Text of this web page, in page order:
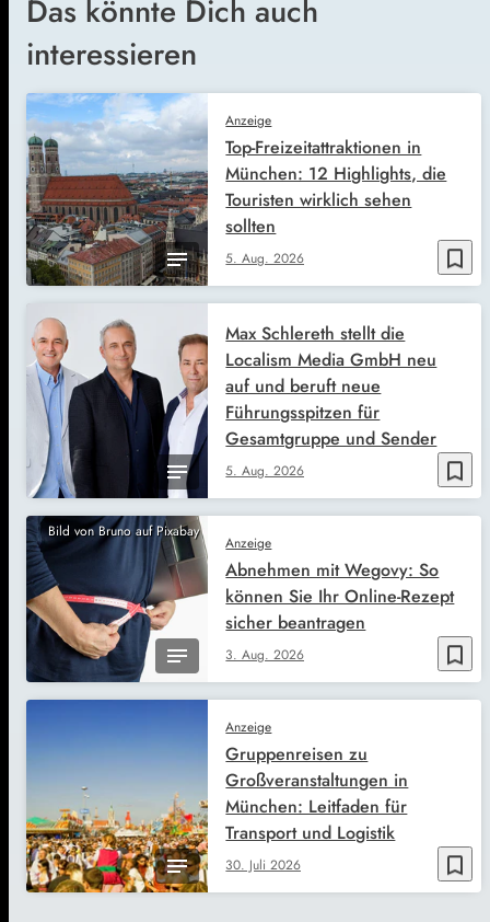
Das könnte Dich auch
interessieren
bookmark_border
Anzeige
5. Aug. 2026
Top-Freizeitattraktionen in
München: 12 Highlights, die
Touristen wirklich sehen
sollten
bookmark_border
5. Aug. 2026
Max Schlereth stellt die
Localism Media GmbH neu
auf und beruft neue
Führungsspitzen für
Gesamtgruppe und Sender
Bild von Bruno auf Pixabay
bookmark_border
Anzeige
3. Aug. 2026
Abnehmen mit Wegovy: So
können Sie Ihr Online-Rezept
sicher beantragen
bookmark_border
Anzeige
30. Juli 2026
Gruppenreisen zu
Großveranstaltungen in
München: Leitfaden für
Transport und Logistik